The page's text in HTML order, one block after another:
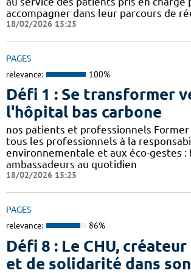
accompagner dans leur parcours de
18/02/2026 15:25
PAGES
relevance: 100%
Défi 1 : Se transformer
l'hôpital bas carbone
nos patients et professionnels
tous les professionnels à la
environnementale et aux éco-gestes :
ambassadeurs au quotidien
18/02/2026 15:25
PAGES
relevance: 86%
Défi 8 : Le CHU,
et de solidarité dans